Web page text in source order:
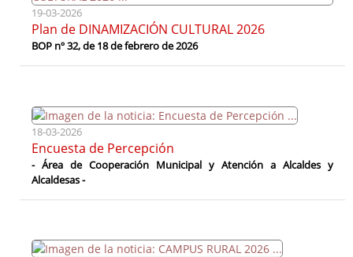
19-03-2026
Plan de DINAMIZACIÓN CULTURAL 2026
BOP nº 32, de 18 de febrero de 2026
18-03-2026
Encuesta de Percepción
- Área de Cooperación Municipal y Atención a Alcaldes y
Alcaldesas -